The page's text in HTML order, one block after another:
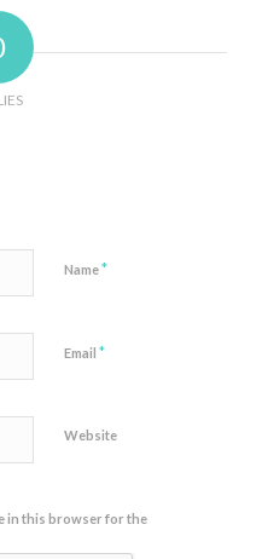
Name*
Email *
Website
in this browser for the